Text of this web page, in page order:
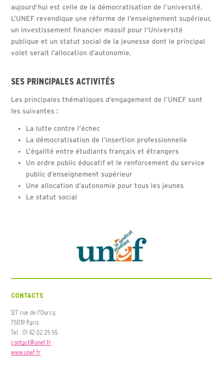
aujourd’hui est celle de la démocratisation de l’université.
L’UNEF revendique une réforme de l’enseignement supérieur,
un investissement financier massif pour l’Université
publique et un statut social de la jeunesse dont le principal
volet serait l’allocation d’autonomie.
SES PRINCIPALES ACTIVITÉS
Les principales thématiques d’engagement de l’UNEF sont
les suivantes :
La lutte contre l’échec
La démocratisation de l’insertion professionnelle
L’égalité entre étudiants français et étrangers
Un ordre public éducatif et le renforcement du service
public d’enseignement supérieur
Une allocation d’autonomie pour tous les jeunes
Le statut social
CONTACTS
127 rue de l'Ourcq
75019 Paris
Tel : 01 42 02 25 55
contact@unef.fr
www.unef.fr